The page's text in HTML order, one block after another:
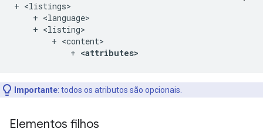
+ <listings>
    + <language>
    + <listing>
        + <content>
            +
<attributes>
Importante: todos os atributos são opcionais.
Elementos filhos